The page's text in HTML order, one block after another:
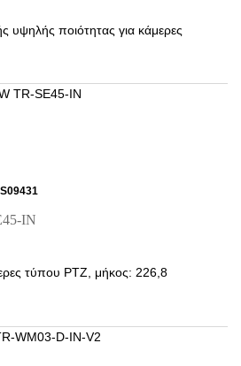
υψηλής ποιότητας για κάμερες
IN
τύπου PTZ, μήκος: 226,8